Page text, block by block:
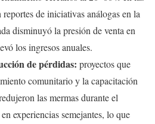
reportes de iniciativas análogas en la
disminuyó la presión de venta en
los ingresos anuales.
de pérdidas: proyectos que
comunitario y la capacitación
las mermas durante el
experiencias semejantes, lo que